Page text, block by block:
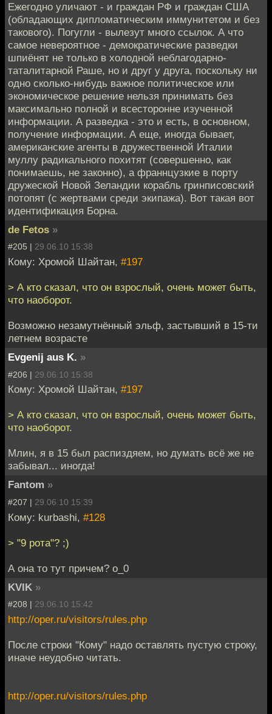
Ежегодно уличают - и граждан РФ и граждан США
(обладающих дипломатическим иммунитетом и без
такового). Погугли - вылезут много ссылок. А что
самое невероятное - демократические разведки
шпиёнят не только в холодной неблагодарно-
таталитарной Раше, но и друг у друга, поскольку ни
одно сколько-нибудь важное политическое или
экономическое решение нельзя принимать без
максимально полной и всесторонне изученной
информации. А разведка - это и есть, в основном,
получение информации. А еще, иногда бывает,
американские агенты в дружественной Италии
муллу радикального похитят (совершенно, как
понимаешь, не законно), а франнцузкие в порту
дружеской Новой Зеландии корабль гринписовский
потопят (с жертвами среди экипажа). Вот такая вот
идентификация Борна.
de Fetos »
#205 | 29.06.10 15:38
Кому: Хромой Шайтан, #197
> А кто сказал, что он взрослый, очень может быть,
что наоборот.
Возможно незамутнённый эльф, застывший в 15-ти
летнем возрасте
Evgenij aus K. »
#206 | 29.06.10 15:38
Кому: Хромой Шайтан, #197
> А кто сказал, что он взрослый, очень может быть,
что наоборот.
Млин, я в 15 был распиздяем, но думать всё же не
забывал... иногда!
Fantom »
#207 | 29.06.10 15:39
Кому: kurbashi, #128
> "9 рота"? ;)
А она то тут причем? о_0
KVIK »
#208 | 29.06.10 15:42
http://oper.ru/visitors/rules.php
После строки "Кому" надо оставлять пустую строку,
иначе неудобно читать.
http://oper.ru/visitors/rules.php